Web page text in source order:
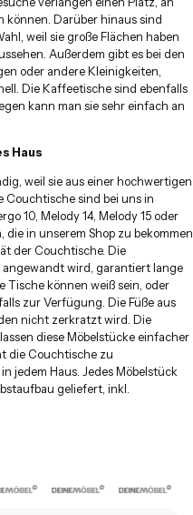
können. Darüber hinaus sind
weil sie große Flächen haben
Außerdem gibt es bei den
oder andere Kleinigkeiten,
Die Kaffeetische sind ebenfalls
kann man sie sehr einfach an
Haus
weil sie aus einer hochwertigen
sind bei uns in
10, Melody 14, Melody 15 oder
in unserem Shop zu bekommen
der Couchtische. Die
angewandt wird, garantiert lange
Tische können weiß sein, oder
zur Verfügung. Die Füße aus
nicht zerkratzt wird. Die
diese Möbelstücke einfacher
die Couchtische zu
jedem Haus. Jedes Möbelstück
geliefert, inkl.